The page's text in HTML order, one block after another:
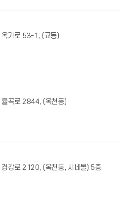
옥가로 53-1, (교동)
율곡로 2844, (옥천동)
경강로 2120, (옥천동, 시네몰) 5층